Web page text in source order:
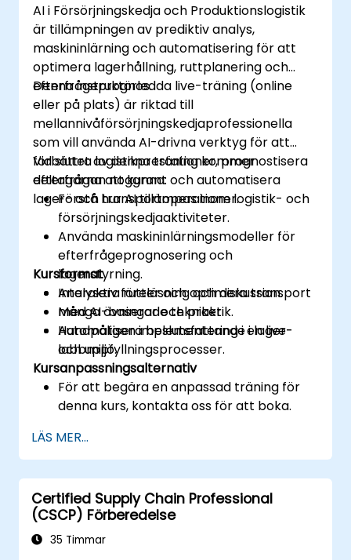
AI i Försörjningskedja och Produktionslogistik
är tillämpningen av prediktiv analys,
maskininlärning och automatisering för att
optimera lagerhållning, ruttplanering och
efterfrågeprognos.
Denna instruktörledda live-träning (online
eller på plats) är riktad till
mellannivåförsörjningskedjaprofessionella
som vill använda AI-drivna verktyg för att
förbättra logistikprestationer, prognostisera
efterfrågan noggrant och automatisera
lager- och transportoperationer.
Vid slutet av denna träning kommer
deltagarna att kunna:
Förstå hur AI tillämpas inom logistik- och
försörjningskedjaaktiviteter.
Använda maskininlärningsmodeller för
efterfrågeprognosering och
lagerstyrning.
Analysera rutter och optimera transport
med AI-baserade tekniker.
Automatisera beslutsfattande i lager-
och uppfyllningsprocesser.
Kursformat
Interaktiv föreläsning och diskussion.
Många övningar och praktik.
Handpåligen implementering i en live-
labbmiljö.
Kursanpassningsalternativ
För att begära en anpassad träning för
denna kurs, kontakta oss för att boka.
LÄS MER...
Certified Supply Chain Professional
(CSCP) Förberedelse
35 Timmar